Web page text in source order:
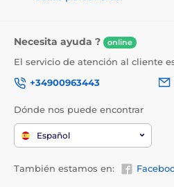
Para perros medianos
Necesita ayuda ? online
El servicio de atención al cliente
+34900963443
Dónde nos puede encontrar
Español
También estamos en: